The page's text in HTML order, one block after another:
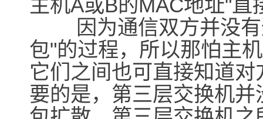
主机A或B的MAC地址"直
因为通信双方并没有
包"的过程，所以那怕主
它们之间也可直接知道
要的是，第三层交换机